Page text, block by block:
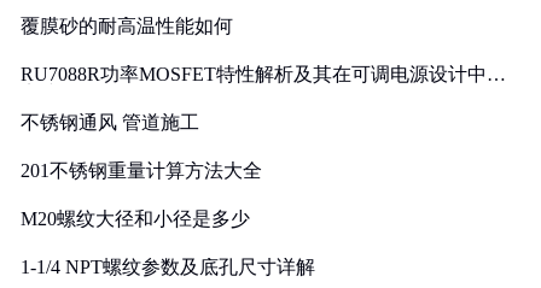
覆膜砂的耐高温性能如何
RU7088R功率MOSFET特性解析及其在可调电源设计中的
不锈钢通风 管道施工
201不锈钢重量计算方法大全
M20螺纹大径和小径是多少
1-1/4 NPT螺纹参数及底孔尺寸详解